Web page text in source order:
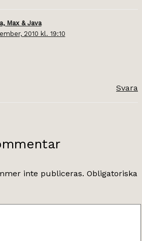
Max & Java
2010 kl. 19:10
Svara
inte publiceras. Obligatoriska